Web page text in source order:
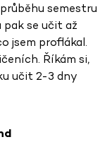
semestru
pak se učit až
jsem proflákal.
Říkám si,
učit 2-3 dny